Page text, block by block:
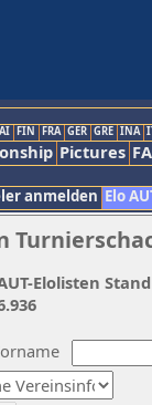
FIN FRA GER GRE INA
Pictures
anmelden Elo
Elolisten